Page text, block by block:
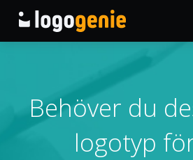
AI logotypgenerator
Logotypidéer
Behöver du
logotyp